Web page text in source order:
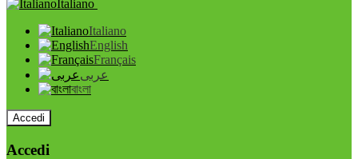
Italiano
Italiano
English
Français
عربى
বাংলা
Accedi
Accedi